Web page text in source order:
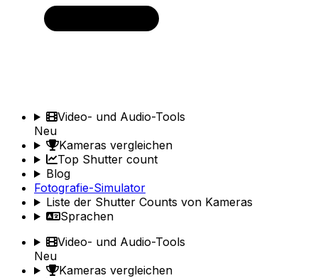
Video- und Audio-Tools
Neu
Kameras vergleichen
Top Shutter count
Blog
Fotografie-Simulator
Liste der Shutter Counts von Kameras
Sprachen
Video- und Audio-Tools
Neu
Kameras vergleichen